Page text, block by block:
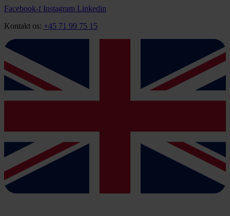
Videre
indhold
Facebook-f Instagram Linkedin
Kontakt os: +45 71 99 75 15